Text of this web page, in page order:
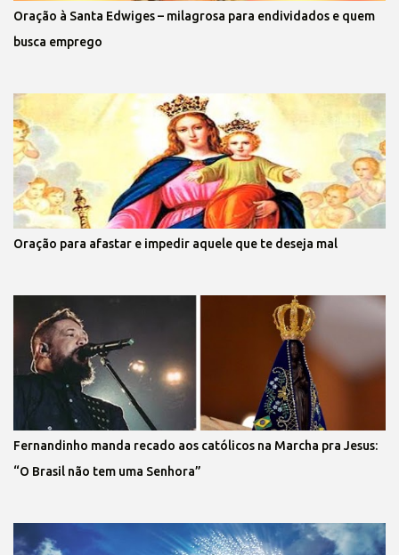
Oração à Santa Edwiges – milagrosa para endividados e quem
busca emprego
Oração para afastar e impedir aquele que te deseja mal
Fernandinho manda recado aos católicos na Marcha pra Jesus:
“O Brasil não tem uma Senhora”